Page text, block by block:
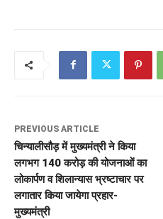
PREVIOUS ARTICLE
चिन्यालीसौड़ में मुख्यमंत्री ने किया
लगभग 140 करोड़ की योजनाओं का
लोकार्पण व शिलान्यास भ्रष्टाचार पर
लगातार किया जायेगा प्रहार-
मुख्यमंत्री